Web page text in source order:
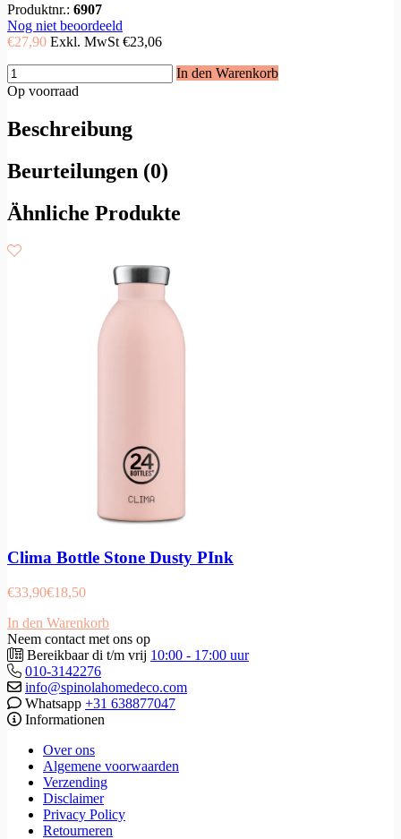
Produktnr.: 6907
Nog niet beoordeeld
€27,90 Exkl. MwSt €23,06
In den Warenkorb
Op voorraad
Beschreibung
Beurteilungen (0)
Ähnliche Produkte
Clima Bottle Stone Dusty PInk
€33,90€18,50
In den Warenkorb
Neem contact met ons op
Bereikbaar di t/m vrij 10:00 - 17:00 uur
010-3142276
info@spinolahomedeco.com
Whatsapp +31 638877047
Informationen
Over ons
Algemene voorwaarden
Verzending
Disclaimer
Privacy Policy
Retourneren